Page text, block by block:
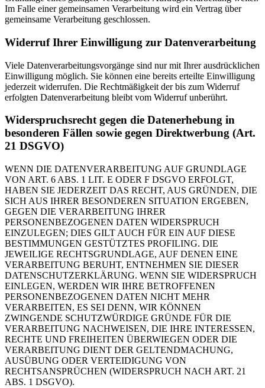
Im Falle einer gemeinsamen Verarbeitung wird ein Vertrag über
gemeinsame Verarbeitung geschlossen.
Widerruf Ihrer Einwilligung zur Datenverarbeitung
Viele Datenverarbeitungsvorgänge sind nur mit Ihrer ausdrücklichen
Einwilligung möglich. Sie können eine bereits erteilte Einwilligung
jederzeit widerrufen. Die Rechtmäßigkeit der bis zum Widerruf
erfolgten Datenverarbeitung bleibt vom Widerruf unberührt.
Widerspruchsrecht gegen die Datenerhebung in
besonderen Fällen sowie gegen Direktwerbung (Art.
21 DSGVO)
WENN DIE DATENVERARBEITUNG AUF GRUNDLAGE
VON ART. 6 ABS. 1 LIT. E ODER F DSGVO ERFOLGT,
HABEN SIE JEDERZEIT DAS RECHT, AUS GRÜNDEN, DIE
SICH AUS IHRER BESONDEREN SITUATION ERGEBEN,
GEGEN DIE VERARBEITUNG IHRER
PERSONENBEZOGENEN DATEN WIDERSPRUCH
EINZULEGEN; DIES GILT AUCH FÜR EIN AUF DIESE
BESTIMMUNGEN GESTÜTZTES PROFILING. DIE
JEWEILIGE RECHTSGRUNDLAGE, AUF DENEN EINE
VERARBEITUNG BERUHT, ENTNEHMEN SIE DIESER
DATENSCHUTZERKLÄRUNG. WENN SIE WIDERSPRUCH
EINLEGEN, WERDEN WIR IHRE BETROFFENEN
PERSONENBEZOGENEN DATEN NICHT MEHR
VERARBEITEN, ES SEI DENN, WIR KÖNNEN
ZWINGENDE SCHUTZWÜRDIGE GRÜNDE FÜR DIE
VERARBEITUNG NACHWEISEN, DIE IHRE INTERESSEN,
RECHTE UND FREIHEITEN ÜBERWIEGEN ODER DIE
VERARBEITUNG DIENT DER GELTENDMACHUNG,
AUSÜBUNG ODER VERTEIDIGUNG VON
RECHTSANSPRÜCHEN (WIDERSPRUCH NACH ART. 21
ABS. 1 DSGVO).